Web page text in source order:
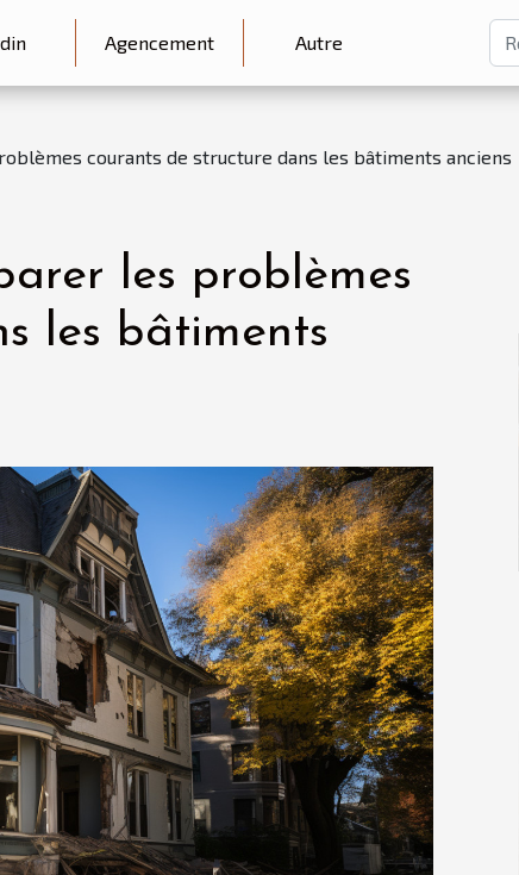
Agencement Autre
courants de structure dans les bâtiments anciens
les problèmes
les bâtiments